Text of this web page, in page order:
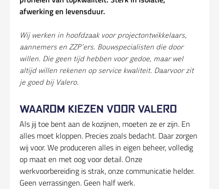
afwerking en levensduur.
Wij werken in hoofdzaak voor projectontwikkelaars,
aannemers en ZZP’ers. Bouwspecialisten die door
willen. Die geen tijd hebben voor gedoe, maar wel
altijd willen rekenen op service kwaliteit. Daarvoor zit
je goed bij Valero.
WAAROM KIEZEN VOOR VALERO
Als jij toe bent aan de kozijnen, moeten ze er zijn. En
alles moet kloppen. Precies zoals bedacht. Daar zorgen
wij voor. We produceren alles in eigen beheer, volledig
op maat en met oog voor detail. Onze
werkvoorbereiding is strak, onze communicatie helder.
Geen verrassingen. Geen half werk.